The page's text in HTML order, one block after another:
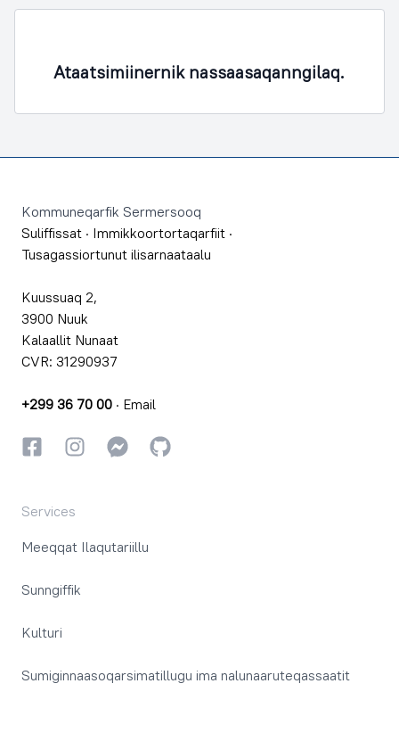
Ataatsimiinernik nassaasaqanngilaq.
Kommuneqarfik Sermersooq
Suliffissat · Immikkoortortaqarfiit ·
Tusagassiortunut ilisarnaataalu
Kuussuaq 2,
3900 Nuuk
Kalaallit Nunaat
CVR: 31290937
+299 36 70 00 · Email
FacebookkiInstagrammiInstagrammi
GitHub
Services
Meeqqat Ilaqutariillu
Sunngiffik
Kulturi
Sumiginnaasoqarsimatillugu ima nalunaaruteqassaatit